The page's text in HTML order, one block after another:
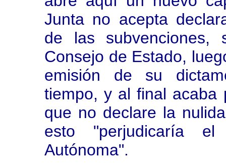
Junta no acepta
de las subvenciones,
Consejo de Estado,
emisión de su
tiempo, y al final acaba
que no declare la
esto "perjudicaría
Autónoma".